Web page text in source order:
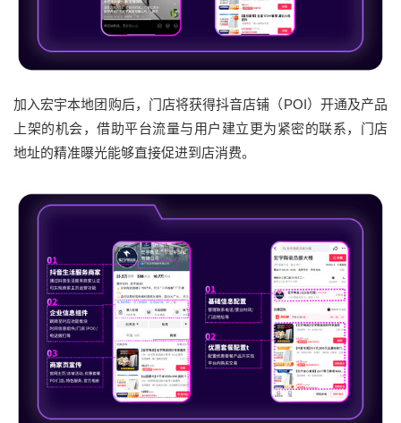
加入宏宇本地团购后，门店将获得抖音店铺（POI）开通及产品
上架的机会，借助平台流量与用户建立更为紧密的联系，门店
地址的精准曝光能够直接促进到店消费。